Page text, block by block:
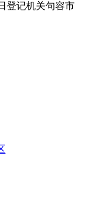
登记机关句容市